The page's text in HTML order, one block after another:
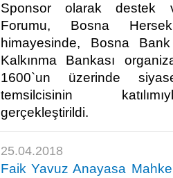
Sponsor olarak destek
Forumu, Bosna Hersek
himayesinde, Bosna
Kalkınma Bankası
1600`un üzerinde
temsilcisinin
gerçekleştirildi.​
25.04.2018
Faik Yavuz Anayasa